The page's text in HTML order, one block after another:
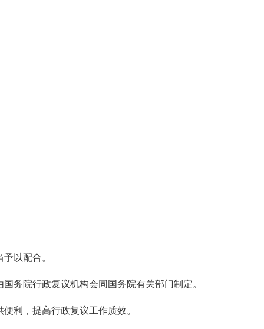
以配合。
务院行政复议机构会同国务院有关部门制定。
利，提高行政复议工作质效。